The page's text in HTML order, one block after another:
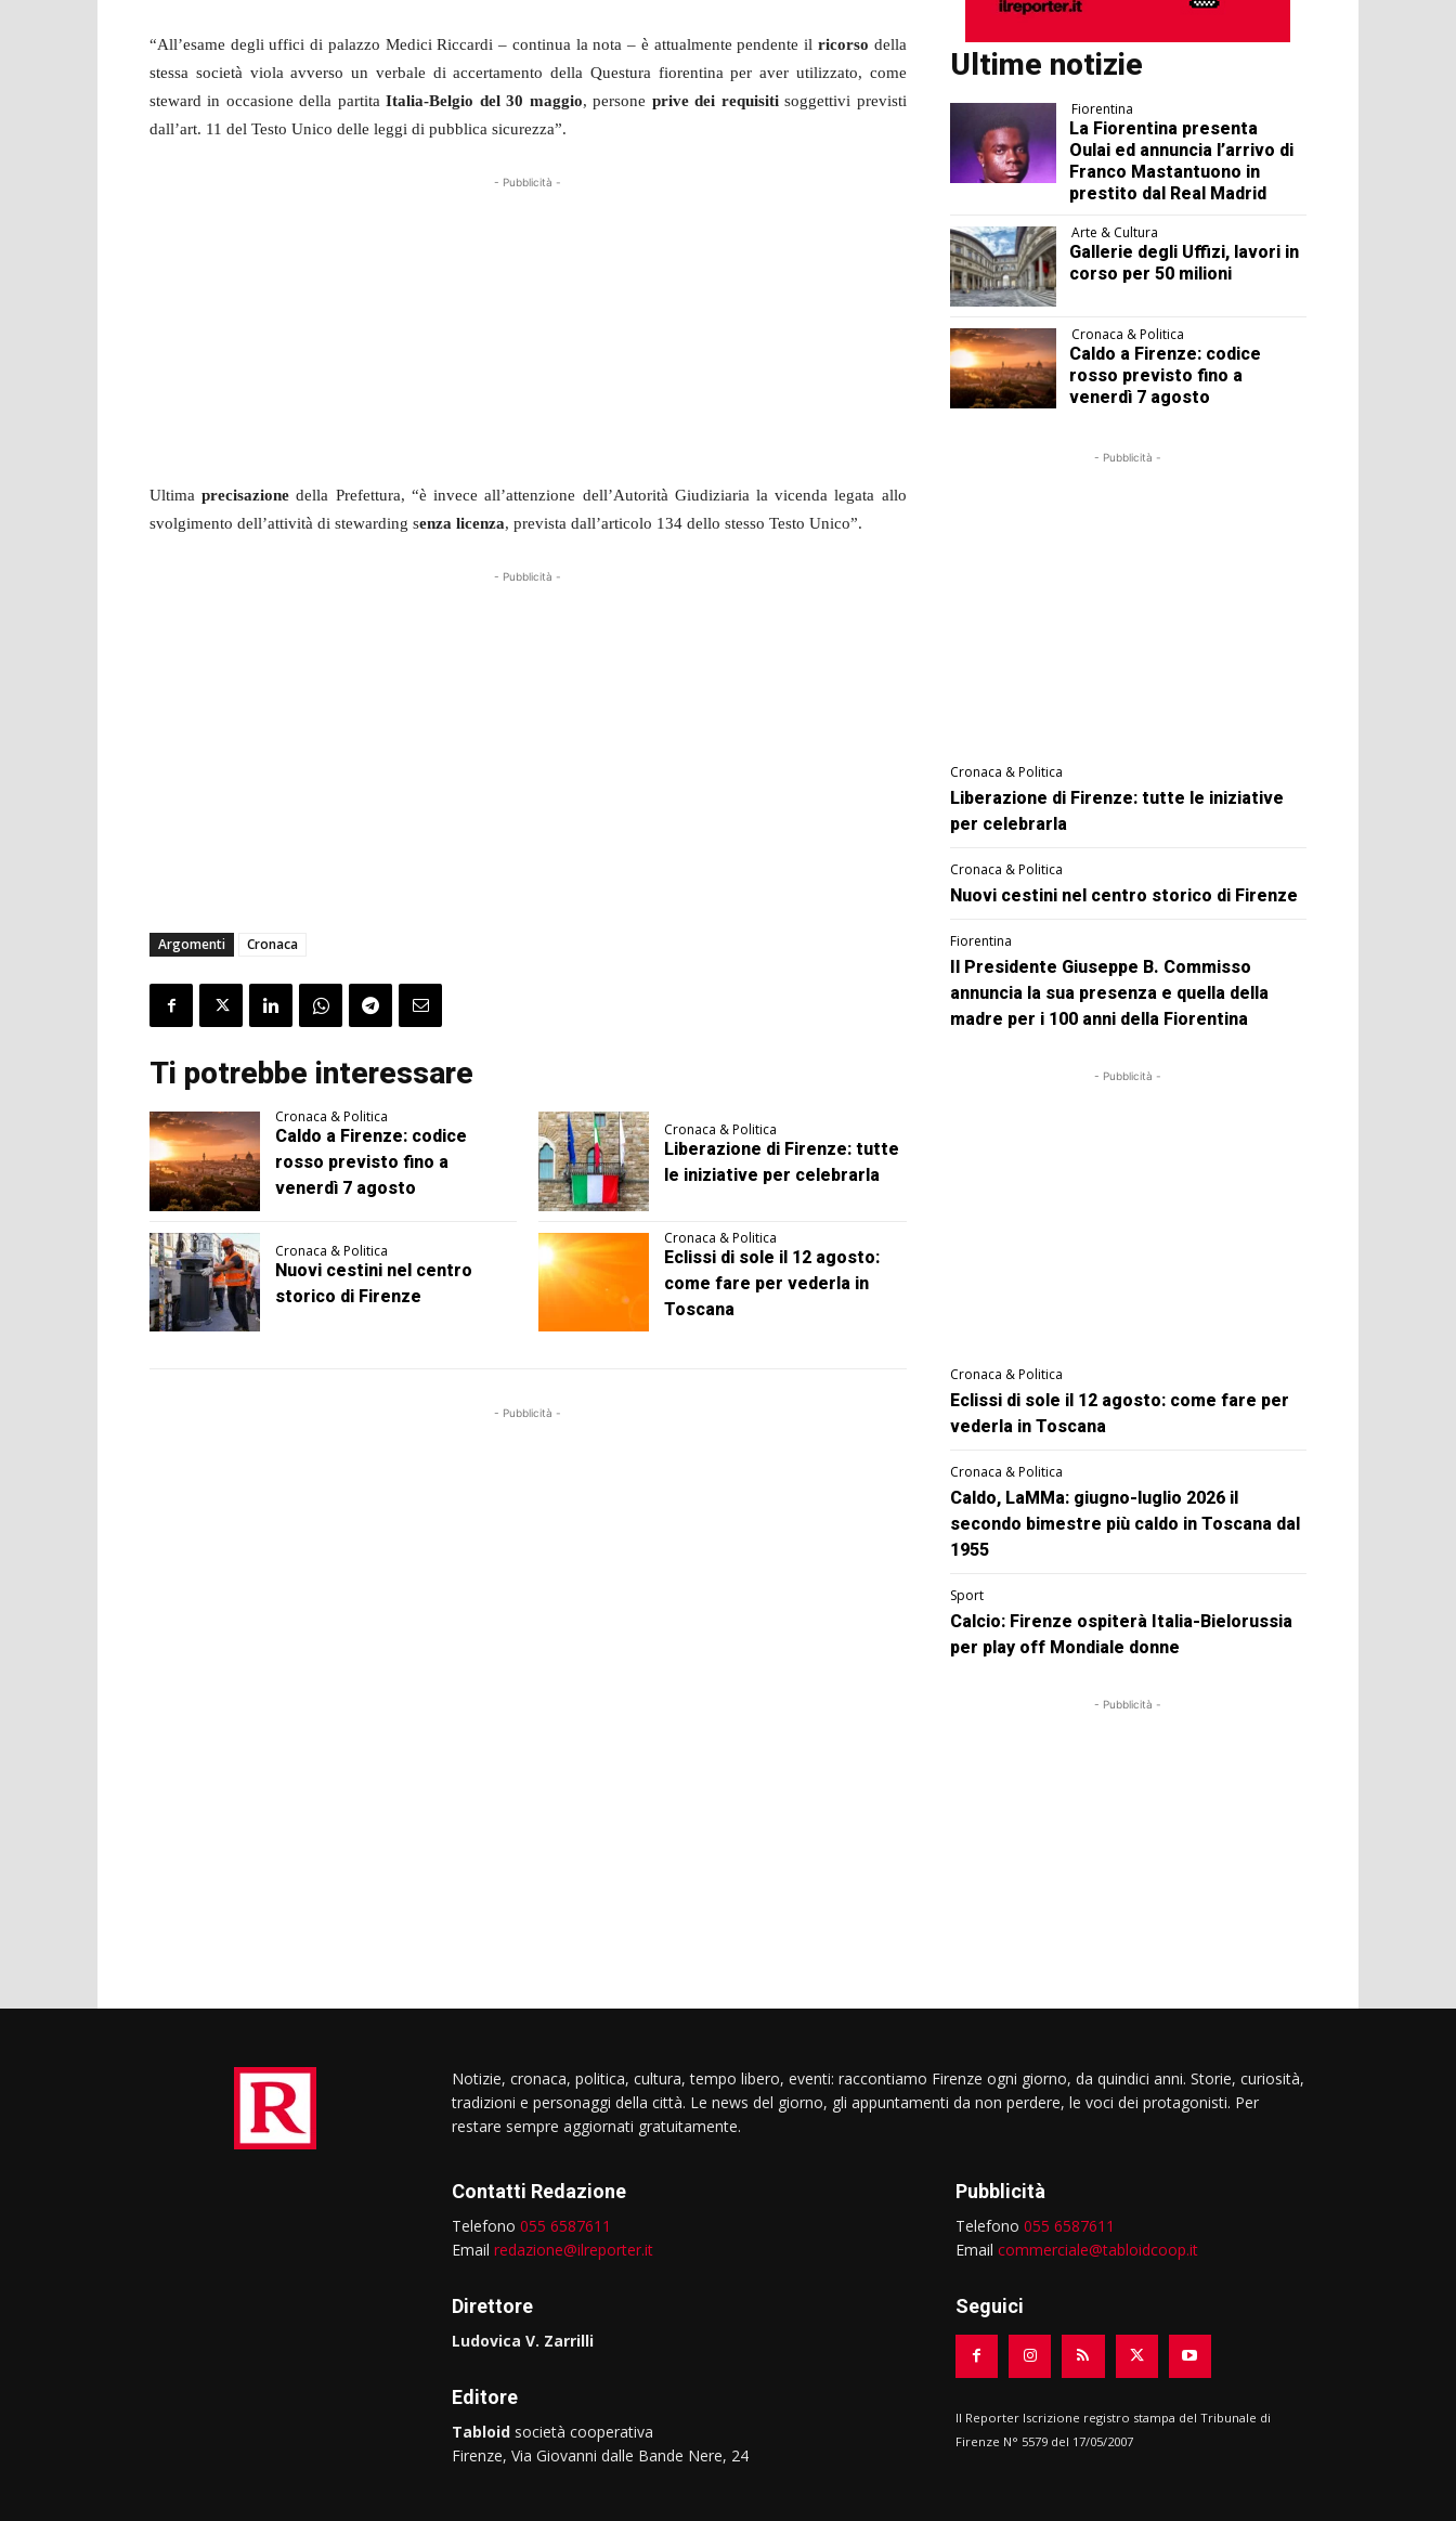
“All’esame degli uffici di palazzo Medici Riccardi – continua la nota – è attualmente pendente il ricorso della
stessa società viola avverso un verbale di accertamento della Questura fiorentina per aver utilizzato, come
steward in occasione della partitaItalia-Belgio del 30 maggio, persone prive dei requisitisoggettivi previsti
dall’art. 11 del Testo Unico delle leggi di pubblica sicurezza”.
- Pubblicità -
Ultimaprecisazionedella Prefettura, “è invece all’attenzione dell’Autorità Giudiziaria la vicenda legata allo
svolgimento dell’attività di stewarding senza licenza, prevista dall’articolo 134 dello stesso Testo Unico”.
- Pubblicità -
Argomenti Cronaca
Ti potrebbe interessare
Cronaca & Politica
Caldo a Firenze: codice
rosso previsto fino a
venerdì 7 agosto
Cronaca & Politica
Liberazione di Firenze: tutte
le iniziative per celebrarla
Cronaca & Politica
Nuovi cestini nel centro
storico di Firenze
Cronaca & Politica
Eclissi di sole il 12 agosto:
come fare per vederla in
Toscana
- Pubblicità -
Ultime notizie
Fiorentina
La Fiorentina presenta
Oulai ed annuncia l’arrivo di
Franco Mastantuono in
prestito dal Real Madrid
Arte & Cultura
Gallerie degli Uffizi, lavori in
corso per 50 milioni
Cronaca & Politica
Caldo a Firenze: codice
rosso previsto fino a
venerdì 7 agosto
- Pubblicità -
Cronaca & Politica
Liberazione di Firenze: tutte le iniziative
per celebrarla
Cronaca & Politica
Nuovi cestini nel centro storico di Firenze
Fiorentina
Il Presidente Giuseppe B. Commisso
annuncia la sua presenza e quella della
madre per i 100 anni della Fiorentina
- Pubblicità -
Cronaca & Politica
Eclissi di sole il 12 agosto: come fare per
vederla in Toscana
Cronaca & Politica
Caldo, LaMMa: giugno-luglio 2026 il
secondo bimestre più caldo in Toscana dal
1955
Sport
Calcio: Firenze ospiterà Italia-Bielorussia
per play off Mondiale donne
- Pubblicità -
Notizie, cronaca, politica, cultura, tempo libero, eventi: raccontiamo Firenze ogni giorno, da quindici anni. Storie, curiosità,
tradizioni e personaggi della città. Le news del giorno, gli appuntamenti da non perdere, le voci dei protagonisti. Per
restare sempre aggiornati gratuitamente.
Contatti Redazione
Telefono 055 6587611
Email redazione@ilreporter.it
Direttore
Ludovica V. Zarrilli
Editore
Tabloid società cooperativa
Firenze, Via Giovanni dalle Bande Nere, 24
Pubblicità
Telefono 055 6587611
Email commerciale@tabloidcoop.it
Seguici
Il Reporter Iscrizione registro stampa del Tribunale di
Firenze N° 5579 del 17/05/2007